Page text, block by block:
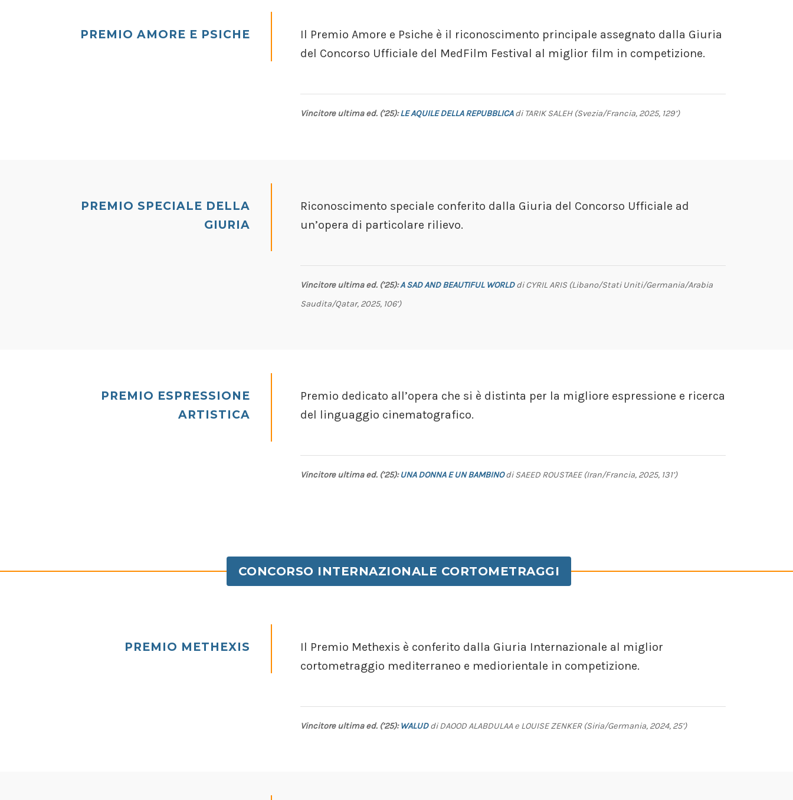
PREMIO AMORE E PSICHE
Il Premio Amore e Psiche è il riconoscimento principale assegnato dalla Giuria
del Concorso Ufficiale del MedFilm Festival al miglior film in competizione.
Vincitore ultima ed. (’25):LE AQUILE DELLA REPUBBLICAdi TARIK SALEH (Svezia/Francia, 2025, 129’)
PREMIO SPECIALE DELLA
GIURIA
Riconoscimento speciale conferito dalla Giuria del Concorso Ufficiale ad
un’opera di particolare rilievo.
Vincitore ultima ed. (’25):A SAD AND BEAUTIFUL WORLDdi CYRIL ARIS (Libano/Stati Uniti/Germania/Arabia
Saudita/Qatar, 2025, 106’)
PREMIO ESPRESSIONE
ARTISTICA
Premio dedicato all’opera che si è distinta per la migliore espressione e ricerca
del linguaggio cinematografico.
Vincitore ultima ed. (’25):UNA DONNA E UN BAMBINOdi SAEED ROUSTAEE (Iran/Francia, 2025, 131’)
CONCORSO INTERNAZIONALE CORTOMETRAGGI
PREMIO METHEXIS
Il Premio Methexis è conferito dalla Giuria Internazionale al miglior
cortometraggio mediterraneo e mediorientale in competizione.
Vincitore ultima ed. (’25):WALUDdi DAOOD ALABDULAA e LOUISE ZENKER (Siria/Germania, 2024, 25’)